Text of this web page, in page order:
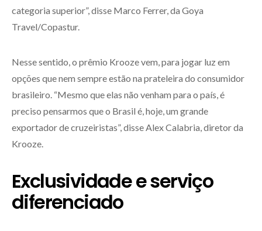
categoria superior”, disse Marco Ferrer, da Goya
Travel/Copastur.
Nesse sentido, o prêmio Krooze vem, para jogar luz em
opções que nem sempre estão na prateleira do consumidor
brasileiro. “Mesmo que elas não venham para o país, é
preciso pensarmos que o Brasil é, hoje, um grande
exportador de cruzeiristas”, disse Alex Calabria, diretor da
Krooze.
Exclusividade e serviço
diferenciado